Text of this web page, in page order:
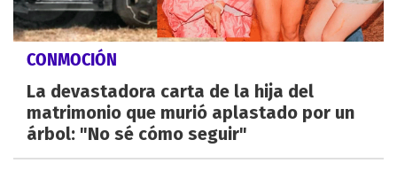
CONMOCIÓN
La devastadora carta de la hija del
matrimonio que murió aplastado por un
árbol: "No sé cómo seguir"